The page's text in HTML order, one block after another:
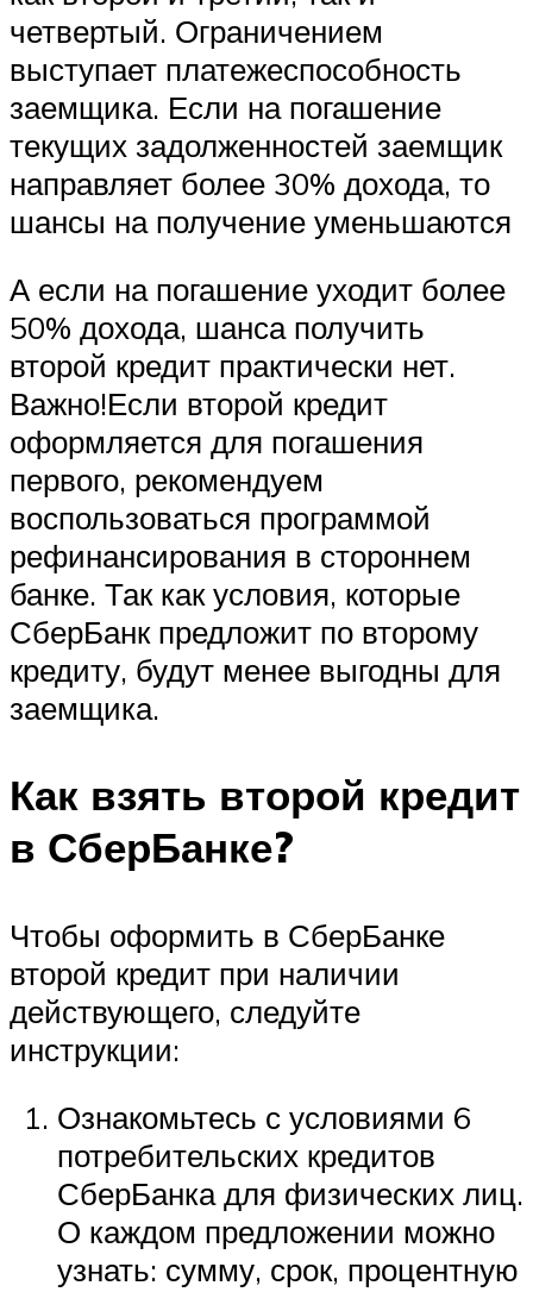
четвертый. Ограничением
выступает платежеспособность
заемщика. Если на погашение
текущих задолженностей заемщик
направляет более 30% дохода, то
шансы на получение уменьшаются
А если на погашение уходит более
50% дохода, шанса получить
второй кредит практически нет.
Важно!Если второй кредит
оформляется для погашения
первого, рекомендуем
воспользоваться программой
рефинансирования в стороннем
банке. Так как условия, которые
СберБанк предложит по второму
кредиту, будут менее выгодны для
заемщика.
Как взять второй кредит
в СберБанке?
Чтобы оформить в СберБанке
второй кредит при наличии
действующего, следуйте
инструкции:
Ознакомьтесь с условиями 6
потребительских кредитов
СберБанка для физических лиц.
О каждом предложении можно
узнать: сумму, срок, процентную